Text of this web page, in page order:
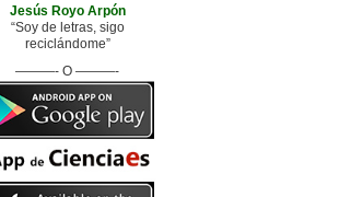
Jesús Royo Arpón
“Soy de letras, sigo
reciclándome”
———- O ———-